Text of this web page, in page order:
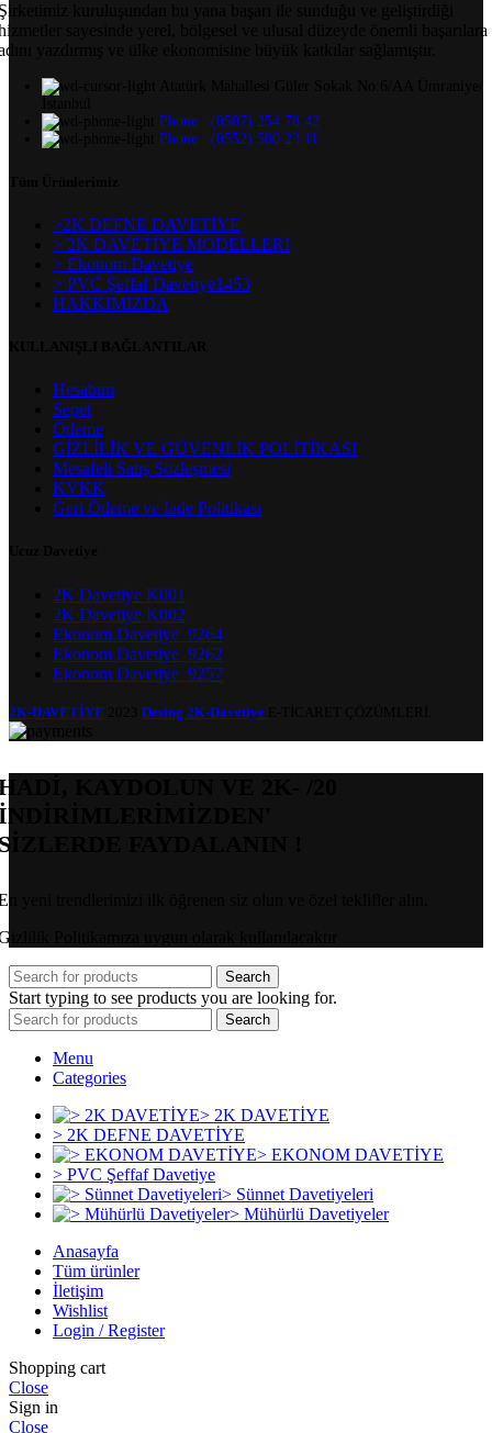
kuruluşundan bu yana başarı ile sunduğu ve geliştirdiği
sayesinde yerel, bölgesel ve ulusal düzeyde önemli başarılara
yazdırmış ve ülke ekonomisine büyük katkılar sağlamıştır.
Phone : (0507) 254 78 42
Phone : (0552) 500 23 11
>2K DEFNE DAVETİYE
> 2K DAVETİYE MODELLERİ
> Ekonom Davetiye
> PVC Şeffaf Davetiye1453
HAKKIMIZDA
Hesabım
Sepet
Ödeme
GİZLİLİK VE GÜVENLİK POLİTİKASI
Mesafeli Satış Sözleşmesi
KVKK
Geri Ödeme ve İade Politikası
2K Davetiye K001
2K Davetiye K002
Ekonom Davetiye_9264
Ekonom Davetiye_9262
Ekonom Davetiye_9257
2K-DAVETİYE Desing 2K-Davetiye
KAYDOLUN VE 2K- /20
FAYDALANIN !
yeni trendlerimizi ilk öğrenen siz olun ve özel teklifler alın.
Politikamıza uygun olarak kullanılacaktır
Search
Start typing to see products you are looking for.
Search
Menu
Categories
> 2K DAVETİYE
> 2K DEFNE DAVETİYE
> EKONOM DAVETİYE
> PVC Şeffaf Davetiye
> Sünnet Davetiyeleri
> Mühürlü Davetiyeler
Anasayfa
Tüm ürünler
İletişim
Wishlist
Login / Register
Shopping cart
Close
Sign in
Close